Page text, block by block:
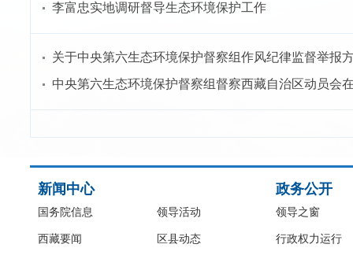
李富忠实地调研督导生态环境保护工作
关于中央第六生态环境保护督察组作风纪律监督举报
中央第六生态环境保护督察组督察西藏自治区动员会
新闻中心
国务院信息
西藏要闻
领导活动
区县动态
政务公开
领导之窗
行政权力运行